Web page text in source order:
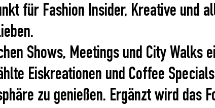
für Fashion Insider, Kreative und
Shows, Meetings und City Walks
Eiskreationen und Coffee
zu genießen. Ergänzt wird das